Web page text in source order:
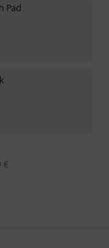
Pad
€